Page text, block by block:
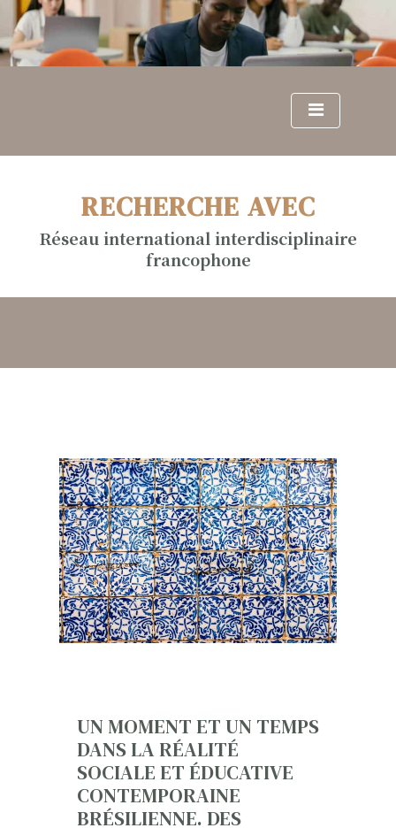
i
o
RECHERCHE AVEC
Réseau international interdisciplinaire
francophone
UN MOMENT ET UN TEMPS
DANS LA RÉALITÉ
SOCIALE ET ÉDUCATIVE
CONTEMPORAINE
BRÉSILIENNE. DES